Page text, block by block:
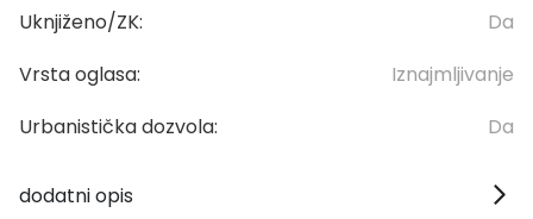
Uknjiženo/ZK:
Da
Vrsta oglasa:
Iznajmljivanje
Urbanistička dozvola:
Da
dodatni opis